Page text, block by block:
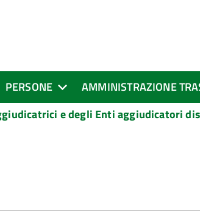
PERSONE AMMINISTRAZIONE
e degli Enti aggiudicatori